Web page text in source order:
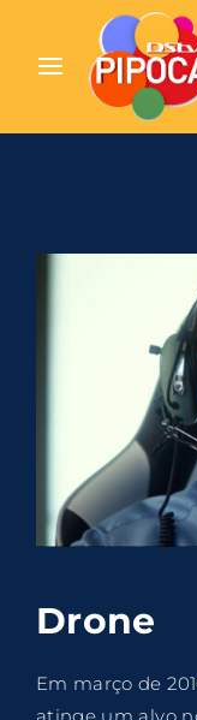
Drone
Em março de
Remember
By signing in,